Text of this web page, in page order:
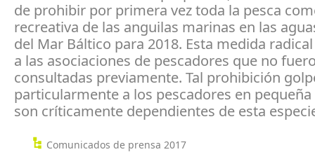
de prohibir por primera vez toda la pesca
recreativa de las anguilas marinas en las
del Mar Báltico para 2018. Esta medida
a las asociaciones de pescadores que no
consultadas previamente. Tal prohibición
particularmente a los pescadores en pequeña
son críticamente dependientes de esta
Comunicados de prensa 2017